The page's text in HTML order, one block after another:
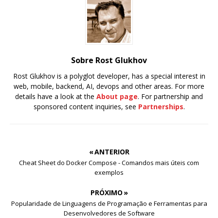
Sobre Rost Glukhov
Rost Glukhov is a polyglot developer, has a special interest in
web, mobile, backend, AI, devops and other areas. For more
details have a look at the About page. For partnership and
sponsored content inquiries, see Partnerships.
« ANTERIOR
Cheat Sheet do Docker Compose - Comandos mais úteis com
exemplos
PRÓXIMO »
Popularidade de Linguagens de Programação e Ferramentas para
Desenvolvedores de Software